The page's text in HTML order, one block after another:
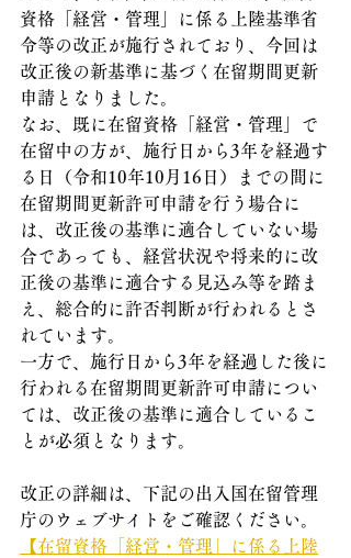
資格「経営・管理」に係る上陸基準省
令等の改正が施行されており、今回は
改正後の新基準に基づく在留期間更新
申請となりました。
なお、既に在留資格「経営・管理」で
在留中の方が、施行日から3年を経過す
る日（令和10年10月16日）までの間に
在留期間更新許可申請を行う場合に
は、改正後の基準に適合していない場
合であっても、経営状況や将来的に改
正後の基準に適合する見込み等を踏ま
え、総合的に許否判断が行われるとさ
れています。
一方で、施行日から3年を経過した後に
行われる在留期間更新許可申請につい
ては、改正後の基準に適合しているこ
とが必須となります。
改正の詳細は、下記の出入国在留管理
庁のウェブサイトをご確認ください。
【在留資格「経営・管理」に係る上陸